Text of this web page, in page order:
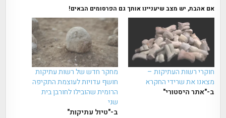
אם אהבת, יש מצב שיעניינו אותך גם הפרסומים הבאים!
חוקרי רשות העתיקות –
מצאנו את שרידי החקרא
ב-"אתר היסטורי"
מחקר חדש של רשות עתיקות
חושף עדויות לעוצמת התקיפה
הרומית שהובילו לחורבן בית
שני
ב-"טיול עתיקות"